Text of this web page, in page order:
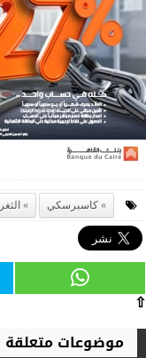
كاسبرسكي
⇧
موضوعات متعلقة